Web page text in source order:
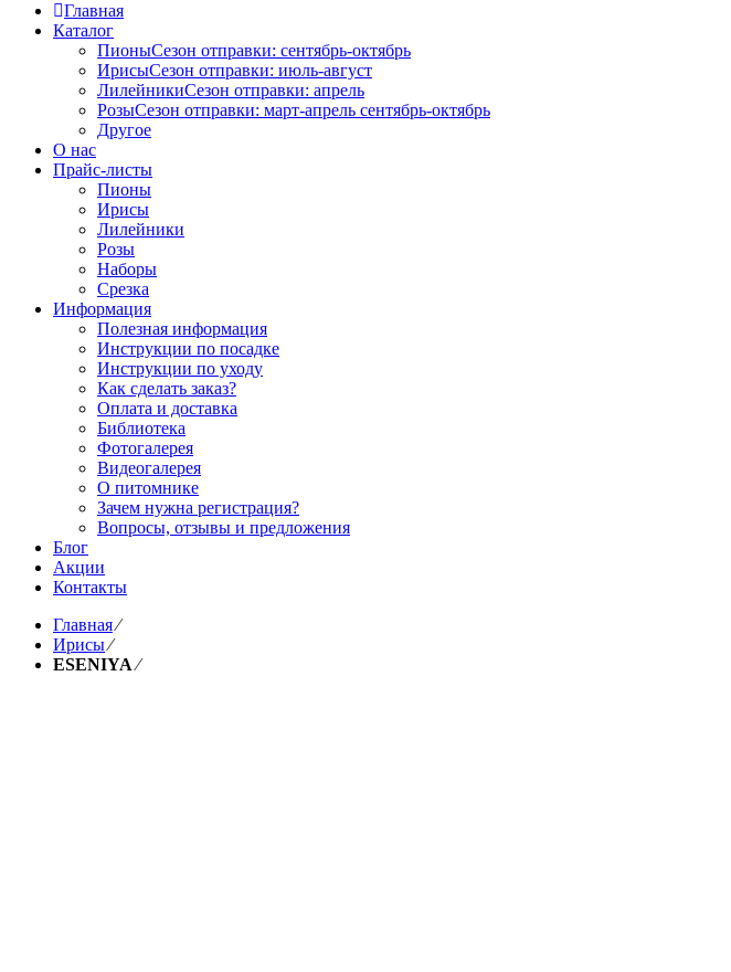
Главная
Каталог
ПионыСезон отправки: сентябрь-октябрь
ИрисыСезон отправки: июль-август
ЛилейникиСезон отправки: апрель
РозыСезон отправки: март-апрель сентябрь-октябрь
Другое
О нас
Прайс-листы
Пионы
Ирисы
Лилейники
Розы
Наборы
Срезка
Информация
Полезная информация
Инструкции по посадке
Инструкции по уходу
Как сделать заказ?
Оплата и доставка
Библиотека
Фотогалерея
Видеогалерея
О питомнике
Зачем нужна регистрация?
Вопросы, отзывы и предложения
Блог
Акции
Контакты
Главная⁄
Ирисы⁄
ESENIYA⁄